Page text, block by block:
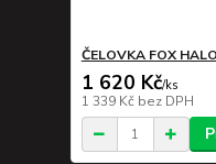
ČELOVKA FOX
1 620 Kč/ks
1 339 Kč bez DPH